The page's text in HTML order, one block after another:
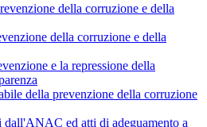
della corruzione e della
della corruzione e della
e la repressione della
della prevenzione della corruzione
dall'ANAC ed atti di adeguamento a